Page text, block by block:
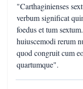
"Carthaginienses
verbum significat
foedus et tum
huiuscemodi rerum
quod congruit cum
quartumque".